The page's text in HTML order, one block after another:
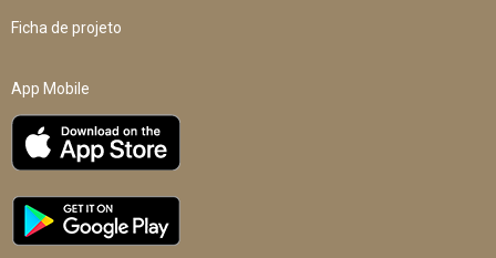
Ficha de projeto
App Mobile